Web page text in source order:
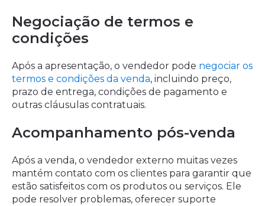
Negociação de termos e
condições
Após a apresentação, o vendedor pode negociar os
termos e condições da venda, incluindo preço,
prazo de entrega, condições de pagamento e
outras cláusulas contratuais.
Acompanhamento pós-venda
Após a venda, o vendedor externo muitas vezes
mantém contato com os clientes para garantir que
estão satisfeitos com os produtos ou serviços. Ele
pode resolver problemas, oferecer suporte